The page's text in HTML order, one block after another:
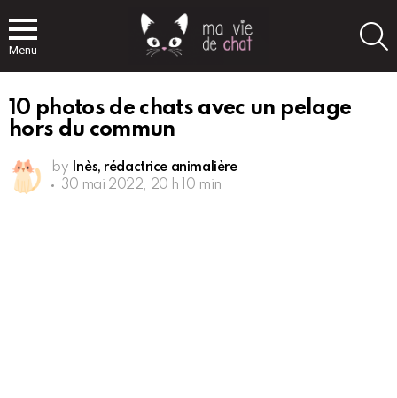
Menu
10 photos de chats avec un pelage
hors du commun
by Inès, rédactrice animalière
30 mai 2022, 20 h 10 min